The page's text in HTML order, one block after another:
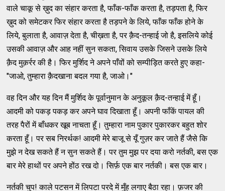
वाले चाकू से ख़ुद का संहार करता है, फाँक-फाँक करता है, तड़पता है, फिर
ख़ुद को समेटकर फिर संहार करता है तड़पने के लिये, फाँक फाँक होने के
लिये, बुलाता है, आवाज़ देता है, चीख़ता है, पर क़ैद-तन्हाई जो है, इसलिये कोई
उसकी आवाज़ और आह नहीं सुन सकता, सिवाय उसके जिसने उसके लिये
क़ैद मुक़र्रर की है। फिर मुर्शिद ने अपने पाँवों को सम्पीड़ित करते हुए कहा-
"जाओ, तुम्हारा क़ैदखाना बदल गया है, जाओ।"
वह दिन और यह दिन मैं मुर्शिद के पूर्वानुमान के अनुकूल क़ैद-तन्हाई में हूँ।
आदमी को पकड़ पकड़ कर अपने घाव दिखाता हूँ। अपनी फाँकें पायल की
तरह पैरों में बाँधकर खूब नाचता हूँ। तुम्हारा नाम पुकार पुकारकर बहुत शोर
करता हूँ। पर सब निरर्थक! आदमी मेरे बाजू से यूँ गुज़र कर जाते हैं जैसे कि
मुझे न देख सकते हैं न सुन सकते हैं। पर तुम मुझ पर दया करो नर्तकी, बस एक
बार मेरे हाथों पर अपने होंठ रख दो। सिर्फ़ एक बार नर्तकी। बस एक बार।
नर्तकी चुप! काले पटसन में लिपटा परदे में मुँह लगाए बैठा रहा। फ़जर की